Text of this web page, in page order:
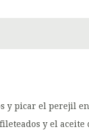
y picar el perejil
y el